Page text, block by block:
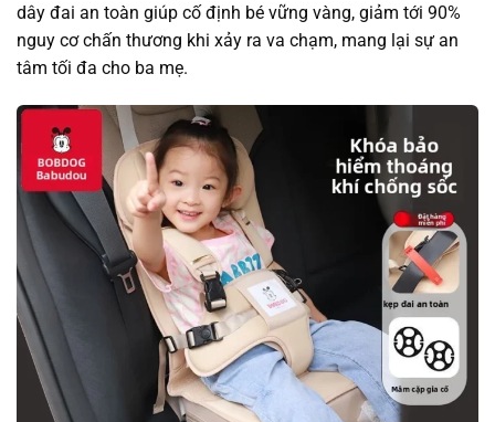
dây đai an toàn giúp cố định bé vững vàng, giảm tới 90%
nguy cơ chấn thương khi xảy ra va chạm, mang lại sự an
tâm tối đa cho ba mẹ.